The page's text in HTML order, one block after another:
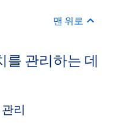
맨 위로
를 관리하는 데
리